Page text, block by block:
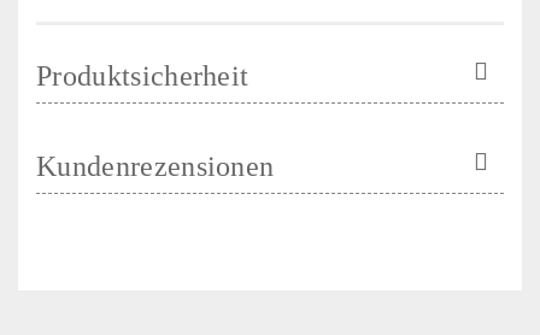
Produktsicherheit
Kundenrezensionen